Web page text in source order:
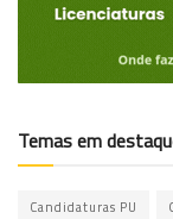
Temas em
Candidaturas PU